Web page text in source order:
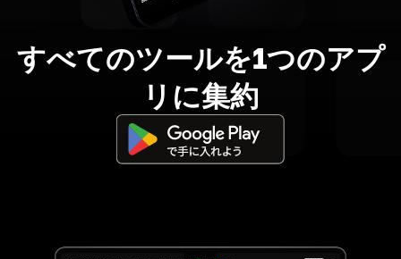
すべてのツールを1つのアプ
リに集約